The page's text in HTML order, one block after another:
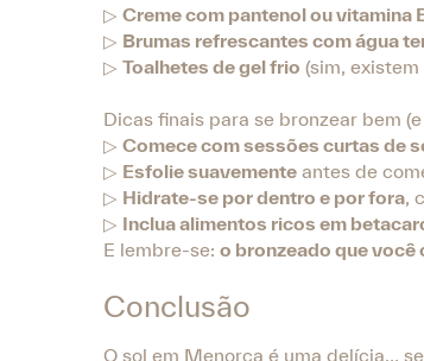
▷ Creme com pantenol ou vitamina
▷ Brumas refrescantes com água
▷ Toalhetes de gel frio (sim,
Dicas finais para se bronzear bem
▷ Comece com sessões curtas de
▷ Esfolie suavemente antes de
▷ Hidrate-se por dentro e por fora,
▷ Inclua alimentos ricos em
E lembre-se: o bronzeado que você
Conclusão
O sol em Menorca é uma delícia…